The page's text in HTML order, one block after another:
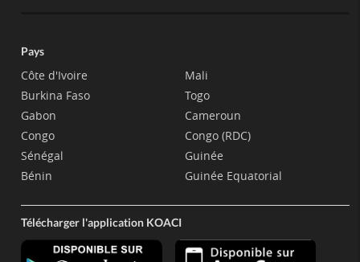
Pays
Côte d'Ivoire
Burkina Faso
Gabon
Congo
Sénégal
Bénin
Mali
Togo
Cameroun
Congo (RDC)
Guinée
Guinée Equatorial
Télécharger l'application KOACI